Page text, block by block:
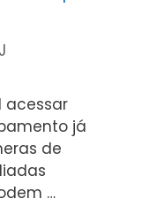
acessar
já
de
…